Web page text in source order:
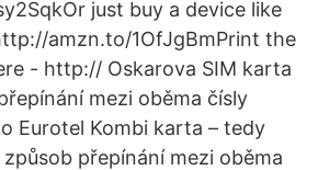
just buy a device like
amzn.to/1OfJgBmPrint the
- http:// Oskarova SIM karta
mezi oběma čísly
Eurotel Kombi karta – tedy
přepínání mezi oběma